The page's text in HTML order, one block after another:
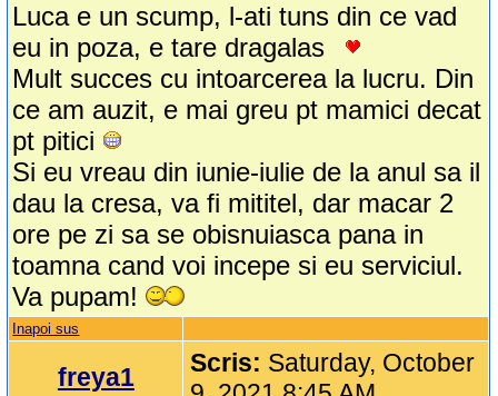
Luca e un scump, l-ati tuns din ce vad
eu in poza, e tare dragalas
Mult succes cu intoarcerea la lucru. Din
ce am auzit, e mai greu pt mamici decat
pt pitici
Si eu vreau din iunie-iulie de la anul sa il
dau la cresa, va fi mititel, dar macar 2
ore pe zi sa se obisnuiasca pana in
toamna cand voi incepe si eu serviciul.
Va pupam!
Inapoi sus
freya1 Scris: Saturday, October